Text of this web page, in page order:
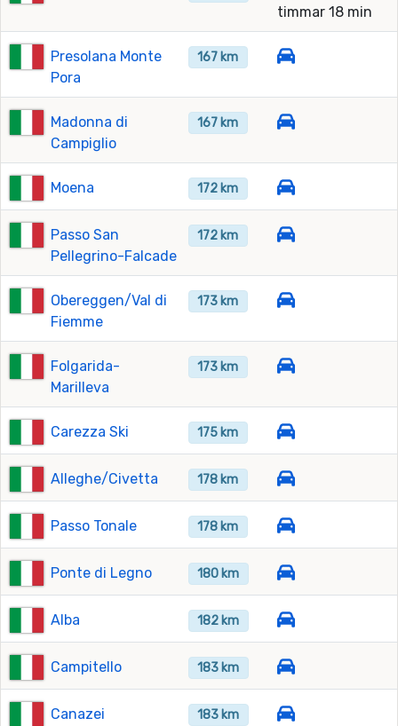
timmar 18 min
Presolana Monte
Pora
167 km
Madonna di
Campiglio
167 km
Moena 172 km
Passo San
Pellegrino-Falcade
172 km
Obereggen/Val di
Fiemme
173 km
Folgarida-
Marilleva
173 km
Carezza Ski 175 km
Alleghe/Civetta 178 km
Passo Tonale 178 km
Ponte di Legno 180 km
Alba 182 km
Campitello 183 km
Canazei 183 km